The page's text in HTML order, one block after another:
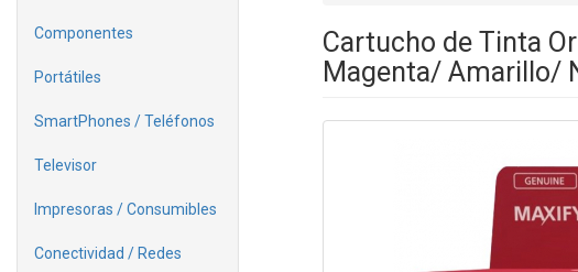
Componentes
Portátiles
SmartPhones / Teléfonos
Televisor
Impresoras / Consumibles
Conectividad / Redes
Cartucho de Tinta
Magenta/ Amarillo/